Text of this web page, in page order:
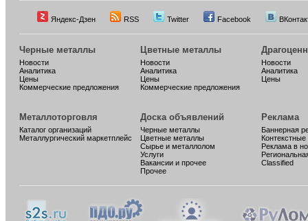
Яндекс-Дзен RSS Twitter Facebook
Черные металлы
Новости
Аналитика
Цены
Коммерческие предложения
Цветные металлы
Новости
Аналитика
Цены
Коммерческие предложения
Новости
Аналитика
Цены
Металлоторговля
Каталог организаций
Металлургический маркетплейс
Доска объявлений
Черные металлы
Цветные металлы
Сырье и металлолом
Услуги
Вакансии и прочее
Прочее
Реклама
Баннерная
Реклама в
Classified